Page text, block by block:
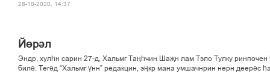
28-10-2020, 14:37
Йөрәл
Эндр, хулһн сарин 27-д, Хальмг Таңһчин Шаҗн лам Тэло Тулку ринпочен
билә. Тегәд “Хальмг үнн” редакцин, эңкр мана умшачнрин нерн деерәс